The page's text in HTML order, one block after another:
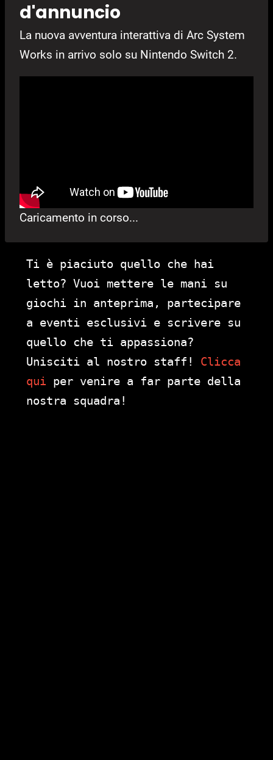
d'annuncio
La nuova avventura interattiva di Arc System
Works in arrivo solo su Nintendo Switch 2.
Caricamento in corso...
Ti è piaciuto quello che hai
letto? Vuoi mettere le mani su
giochi in anteprima, partecipare
a eventi esclusivi e scrivere su
quello che ti appassiona?
Unisciti al nostro staff! Clicca
qui per venire a far parte della
nostra squadra!